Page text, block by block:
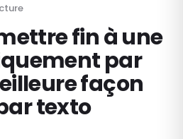
fin à une
par
façon
texto